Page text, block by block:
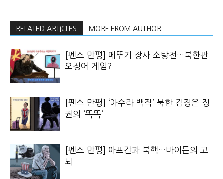
RELATED ARTICLES MORE FROM AUTHOR
[펜스 만평] 메뚜기 장사 소탕전…북한판
오징어 게임?
[펜스 만평] ‘아수라 백작’ 북한 김정은 정
권의 ‘똑똑’
[펜스 만평] 아프간과 북핵…바이든의 고
뇌